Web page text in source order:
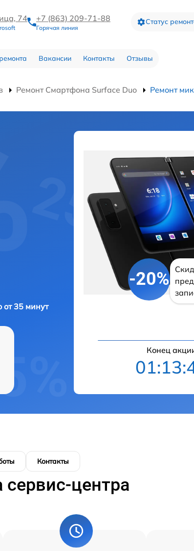
74 +7 (863) 209-71-88
Горячая линия
Статус
Вакансии Контакты Отзывы
Ремонт Смартфона Surface Duo Ремонт
от 35 минут
-20%
Конец
Контакты
центра